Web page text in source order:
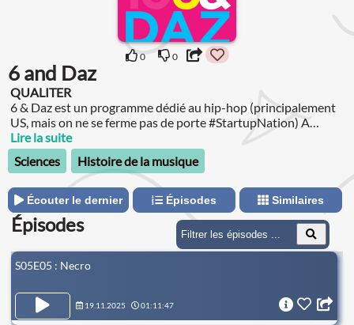
0 0
6 and Daz
QUALITER
6 & Daz est un programme dédié au hip-hop (principalement
US, mais on ne se ferme pas de porte #StartupNation) A
chaque épisode, F6 (Get Large) et Daz (Qualiter) évoquent le
parcours d'un artiste hip-hop ayant sévi durant la golden era
du Hip-Hop c'est à dire la grosse dizaine d'années entre le
Lire la suite
Sciences
Histoire de la musique
Écouter le dernier Épisodes Similaires
Épisodes
S05E05 : Necro
19.11.2025 01:11:47